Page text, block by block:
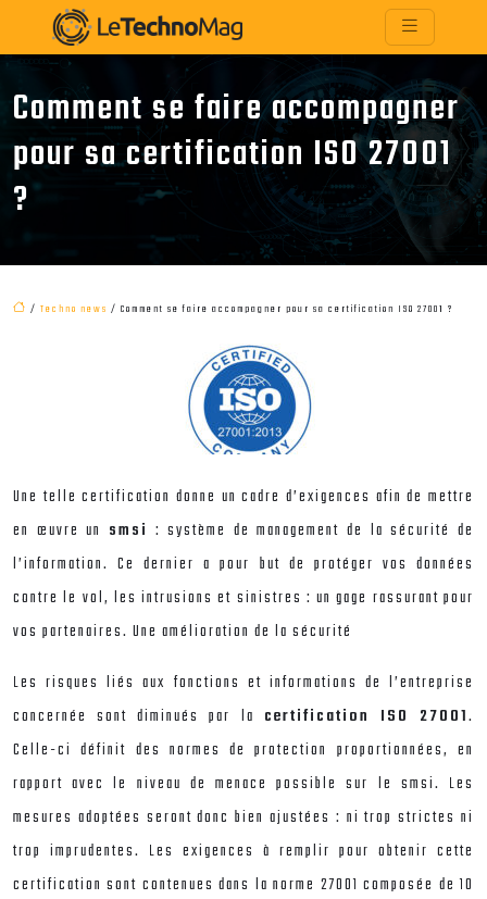
Comment se faire accompagner
pour sa certification ISO 27001
?
/ Techno news / Comment se faire accompagner pour sa certification ISO 27001 ?
Une telle certification donne un cadre d’exigences afin de mettre
en œuvre un smsi : système de management de la sécurité de
l’information. Ce dernier a pour but de protéger vos données
contre le vol, les intrusions et sinistres : un gage rassurant pour
vos partenaires. Une amélioration de la sécurité
Les risques liés aux fonctions et informations de l’entreprise
concernée sont diminués par la certification ISO 27001.
Celle-ci définit des normes de protection proportionnées, en
rapport avec le niveau de menace possible sur le smsi. Les
mesures adoptées seront donc bien ajustées : ni trop strictes ni
trop imprudentes. Les exigences à remplir pour obtenir cette
certification sont contenues dans la norme 27001 composée de 10